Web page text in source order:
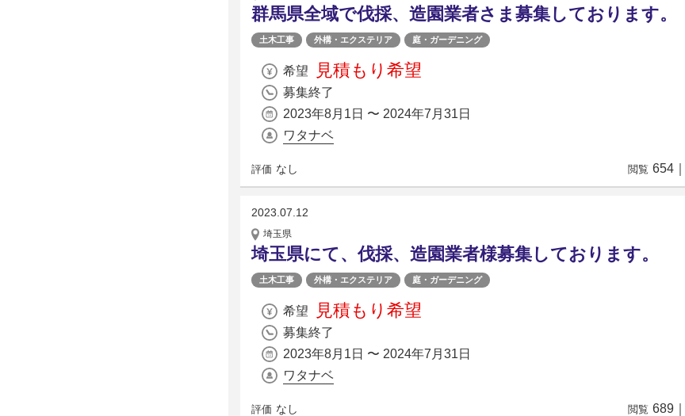
群馬県全域で伐採、造園業者さま募集しております。
土木工事 外構・エクステリア 庭・ガーデニング
希望 見積もり希望
募集終了
2023年8月1日 〜 2024年7月31日
ワタナベ
評価 なし 閲覧 654
2023.07.12
埼玉県
埼玉県にて、伐採、造園業者様募集しております。
土木工事 外構・エクステリア 庭・ガーデニング
希望 見積もり希望
募集終了
2023年8月1日 〜 2024年7月31日
ワタナベ
評価 なし 閲覧 689